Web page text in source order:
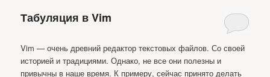
Табуляция в Vim
Vim — очень древний редактор текстовых файлов. Со своей
историей и традициями. Однако, не все они полезны и
привычны в наше время. К примеру, сейчас принято делать